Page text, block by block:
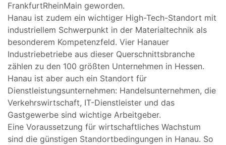
FrankfurtRheinMain geworden.
Hanau ist zudem ein wichtiger High-Tech-Standort mit
industriellem Schwerpunkt in der Materialtechnik als
besonderem Kompetenzfeld. Vier Hanauer
Industriebetriebe aus dieser Querschnittsbranche
zählen zu den 100 größten Unternehmen in Hessen.
Hanau ist aber auch ein Standort für
Dienstleistungsunternehmen: Handelsunternehmen, die
Verkehrswirtschaft, IT-Dienstleister und das
Gastgewerbe sind wichtige Arbeitgeber.
Eine Voraussetzung für wirtschaftliches Wachstum
sind die günstigen Standortbedingungen in Hanau. So